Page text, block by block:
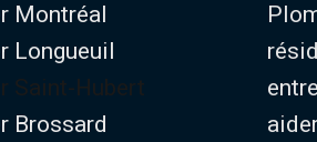
Montréal
Longueuil
Saint-Hubert
Brossard